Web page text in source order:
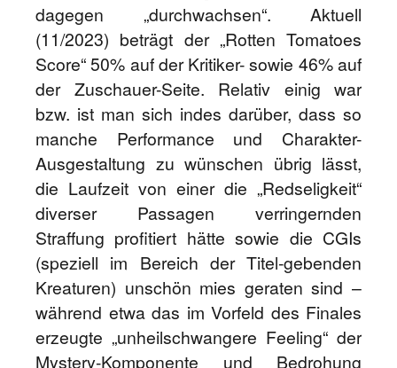
dagegen „durchwachsen“. Aktuell
(11/2023) beträgt der „Rotten Tomatoes
Score“ 50% auf der Kritiker- sowie 46% auf
der Zuschauer-Seite. Relativ einig war
bzw. ist man sich indes darüber, dass so
manche Performance und Charakter-
Ausgestaltung zu wünschen übrig lässt,
die Laufzeit von einer die „Redseligkeit“
diverser Passagen verringernden
Straffung profitiert hätte sowie die CGIs
(speziell im Bereich der Titel-gebenden
Kreaturen) unschön mies geraten sind –
während etwa das im Vorfeld des Finales
erzeugte „unheilschwangere Feeling“ der
Mystery-Komponente und Bedrohung